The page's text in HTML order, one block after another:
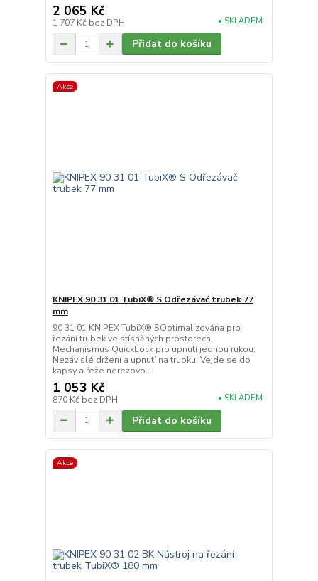
2 065 Kč
1 707 Kč bez DPH • SKLADEM
Přidat do košíku
Akce
KNIPEX 90 31 01 TubiX® S Odřezávač trubek 77
mm
90 31 01 KNIPEX TubiX® SOptimalizována pro
řezání trubek ve stísněných prostorech.
Mechanismus QuickLock pro upnutí jednou rukou:
Nezávislé držení a upnutí na trubku. Vejde se do
kapsy a řeže nerezovo...
1 053 Kč
870 Kč bez DPH • SKLADEM
Přidat do košíku
Akce